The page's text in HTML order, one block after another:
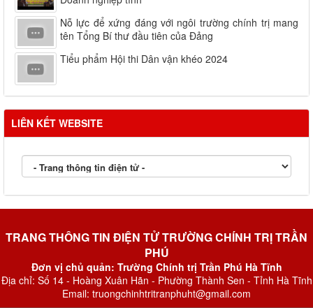
Nỗ lực để xứng đáng với ngôi trường chính trị mang
tên Tổng Bí thư đầu tiên của Đảng
Tiểu phẩm Hội thi Dân vận khéo 2024
LIÊN KẾT WEBSITE
TRANG THÔNG TIN ĐIỆN TỬ TRƯỜNG CHÍNH TRỊ TRẦN
PHÚ
Đơn vị chủ quản: Trường Chính trị Trần Phú Hà Tĩnh
Địa chỉ: Số 14 - Hoàng Xuân Hãn - Phường Thành Sen - Tỉnh Hà Tĩnh
Email: truongchinhtritranphuht@gmail.com